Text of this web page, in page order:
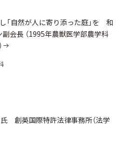
「自然が人に寄り添った庭」を 和
会長 （1995年農獣医学部農学科
創英国際特許法律事務所（法学